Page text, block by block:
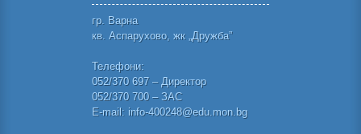
гр. Варна
кв. Аспарухово, жк „Дружба”
Телефони:
052/370 697 – Директор
052/370 700 – ЗАС
E-mail: info-400248@edu.mon.bg